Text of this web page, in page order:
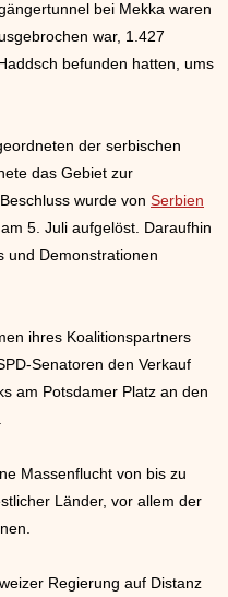
bei Mekka waren
war, 1.427
befunden hatten, ums
der serbischen
das Gebiet zur
wurde von Serbien
5. Juli aufgelöst. Daraufhin
und Demonstrationen
ihres Koalitionspartners
Senatoren den Verkauf
am Potsdamer Platz an den
Massenflucht von bis zu
Länder, vor allem der
Regierung auf Distanz